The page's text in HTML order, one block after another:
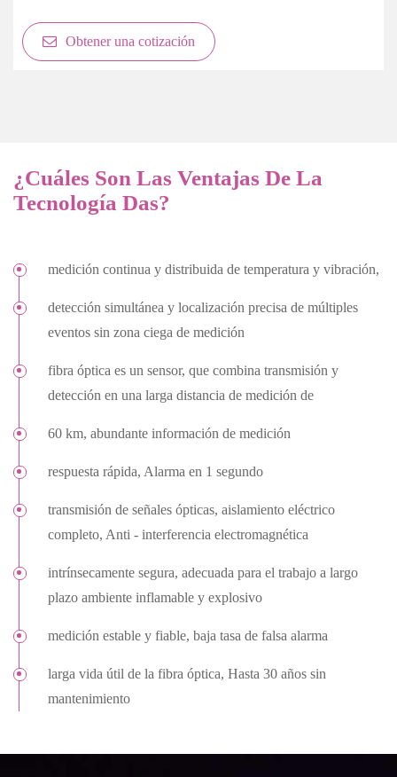
Obtener una cotización
¿Cuáles Son Las Ventajas De La
Tecnología Das?
medición continua y distribuida de temperatura y vibración,
detección simultánea y localización precisa de múltiples
eventos sin zona ciega de medición
fibra óptica es un sensor, que combina transmisión y
detección en una larga distancia de medición de
60 km, abundante información de medición
respuesta rápida, Alarma en 1 segundo
transmisión de señales ópticas, aislamiento eléctrico
completo, Anti - interferencia electromagnética
intrínsecamente segura, adecuada para el trabajo a largo
plazo ambiente inflamable y explosivo
medición estable y fiable, baja tasa de falsa alarma
larga vida útil de la fibra óptica, Hasta 30 años sin
mantenimiento